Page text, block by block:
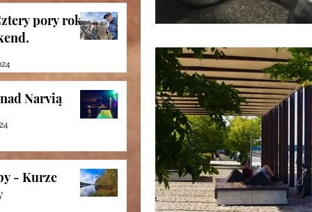
pory roku
Narvią
- Kurze